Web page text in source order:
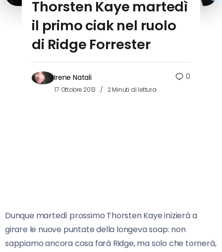
Thorsten Kaye martedì
il primo ciak nel ruolo
di Ridge Forrester
Irene Natali
17 Ottobre 2013 2 Minuti di lettura
0
Dunque martedì prossimo Thorsten Kaye inizierà a
girare le nuove puntate della longeva soap: non
sappiamo ancora cosa farà Ridge, ma solo che tornerà,